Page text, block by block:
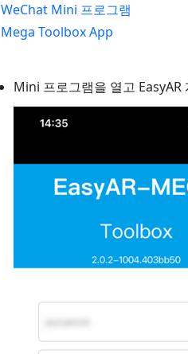
WeChat Mini 프로그램
Mega Toolbox App
Mini 프로그램을 열고 EasyAR